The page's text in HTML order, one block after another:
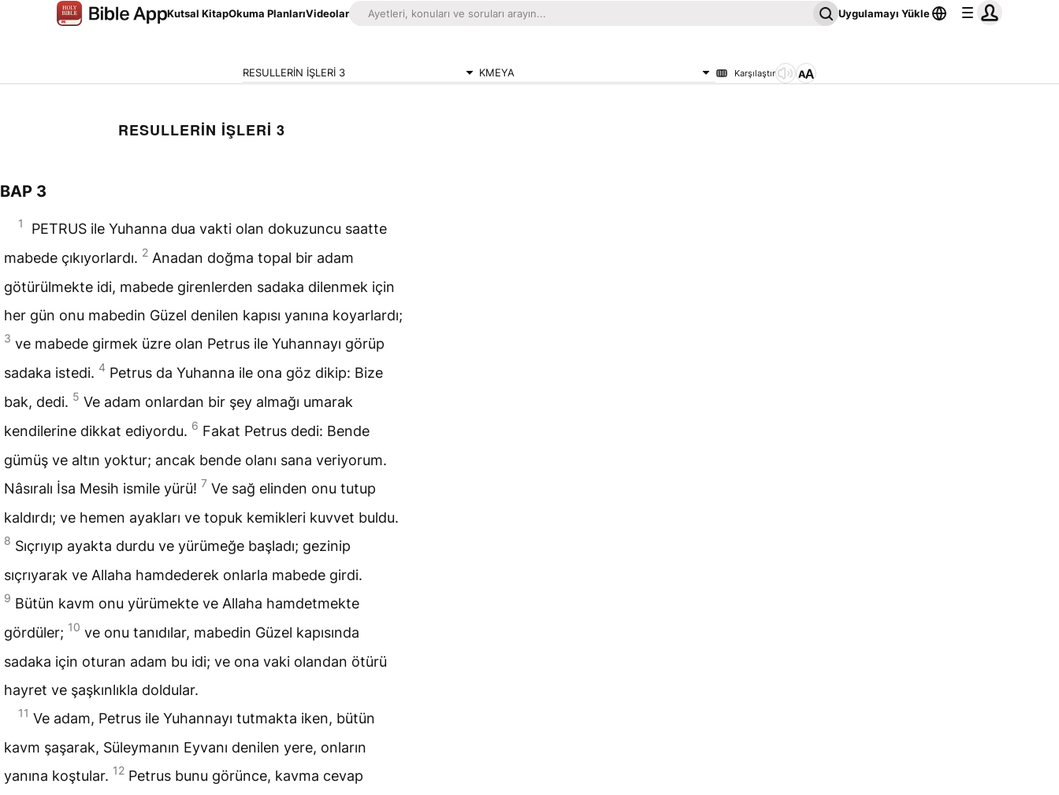
Kutsal KitapOkuma PlanlarıVideolar Uygulamayı Yükle
RESULLERİN İŞLERİ 3 KMEYA Karşılaştır
RESULLERİN İŞLERİ 3
BAP 3
1 PETRUS ile Yuhanna dua vakti olan dokuzuncu saatte
mabede çıkıyorlardı. 2 Anadan doğma topal bir adam
götürülmekte idi, mabede girenlerden sadaka dilenmek için
her gün onu mabedin Güzel denilen kapısı yanına koyarlardı;
3 ve mabede girmek üzre olan Petrus ile Yuhannayı görüp
sadaka istedi. 4 Petrus da Yuhanna ile ona göz dikip: Bize
bak, dedi. 5 Ve adam onlardan bir şey almağı umarak
kendilerine dikkat ediyordu. 6 Fakat Petrus dedi: Bende
gümüş ve altın yoktur; ancak bende olanı sana veriyorum.
Nâsıralı İsa Mesih ismile yürü! 7 Ve sağ elinden onu tutup
kaldırdı; ve hemen ayakları ve topuk kemikleri kuvvet buldu.
8 Sıçrıyıp ayakta durdu ve yürümeğe başladı; gezinip
sıçrıyarak ve Allaha hamdederek onlarla mabede girdi.
9 Bütün kavm onu yürümekte ve Allaha hamdetmekte
gördüler; 10 ve onu tanıdılar, mabedin Güzel kapısında
sadaka için oturan adam bu idi; ve ona vaki olandan ötürü
hayret ve şaşkınlıkla doldular.
11 Ve adam, Petrus ile Yuhannayı tutmakta iken, bütün
kavm şaşarak, Süleymanın Eyvanı denilen yere, onların
yanına koştular. 12 Petrus bunu görünce, kavma cevap